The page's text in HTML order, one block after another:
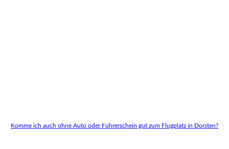
Komme ich auch ohne Auto oder Führerschein gut zum Flugplatz in Dorsten?